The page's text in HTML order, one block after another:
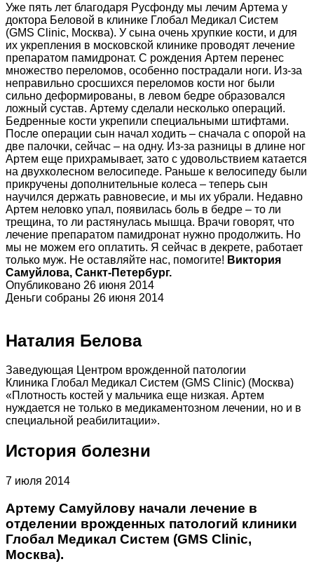
Уже пять лет благодаря Русфонду мы лечим Артема у
доктора Беловой в клинике Глобал Медикал Систем
(GMS Clinic, Москва). У сына очень хрупкие кости, и для
их укрепления в московской клинике проводят лечение
препаратом памидронат. С рождения Артем перенес
множество переломов, особенно пострадали ноги. Из-за
неправильно сросшихся переломов кости ног были
сильно деформированы, в левом бедре образовался
ложный сустав. Артему сделали несколько операций.
Бедренные кости укрепили специальными штифтами.
После операции сын начал ходить – сначала с опорой на
две палочки, сейчас – на одну. Из-за разницы в длине ног
Артем еще прихрамывает, зато с удовольствием катается
на двухколесном велосипеде. Раньше к велосипеду были
прикручены дополнительные колеса – теперь сын
научился держать равновесие, и мы их убрали. Недавно
Артем неловко упал, появилась боль в бедре – то ли
трещина, то ли растянулась мышца. Врачи говорят, что
лечение препаратом памидронат нужно продолжить. Но
мы не можем его оплатить. Я сейчас в декрете, работает
только муж. Не оставляйте нас, помогите! Виктория
Самуйлова, Санкт-Петербург.
Опубликовано 26 июня 2014
Деньги собраны 26 июня 2014
Наталия Белова
Заведующая Центром врожденной патологии
Клиника Глобал Медикал Систем (GMS Clinic) (Москва)
«Плотность костей у мальчика еще низкая. Артем
нуждается не только в медикаментозном лечении, но и в
специальной реабилитации».
История болезни
7 июля 2014
Артему Самуйлову начали лечение в
отделении врожденных патологий клиники
Глобал Медикал Систем (GMS Clinic,
Москва).